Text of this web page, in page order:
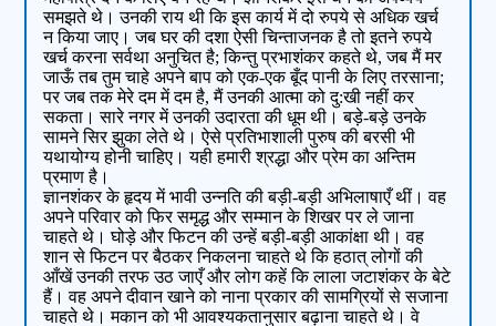
समझते थे। उनकी राय थी कि इस कार्य में दो रुपये से अधिक खर्च
न किया जाए। जब घर की दशा ऐसी चिन्ताजनक है तो इतने रुपये
खर्च करना सर्वथा अनुचित है; किन्तु प्रभाशंकर कहते थे, जब मैं मर
जाऊँ तब तुम चाहे अपने बाप को एक-एक बूँद पानी के लिए तरसाना;
पर जब तक मेरे दम में दम है, मैं उनकी आत्मा को दु:खी नहीं कर
सकता। सारे नगर में उनकी उदारता की धूम थी। बड़े-बड़े उनके
सामने सिर झुका लेते थे। ऐसे प्रतिभाशाली पुरुष की बरसी भी
यथायोग्य होनी चाहिए। यही हमारी श्रद्धा और प्रेम का अन्तिम
प्रमाण है।
ज्ञानशंकर के हृदय में भावी उन्नति की बड़ी-बड़ी अभिलाषाएँ थीं। वह
अपने परिवार को फिर समृद्ध और सम्मान के शिखर पर ले जाना
चाहते थे। घोड़े और फिटन की उन्हें बड़ी-बड़ी आकांक्षा थी। वह
शान से फिटन पर बैठकर निकलना चाहते थे कि हठात् लोगों की
आँखें उनकी तरफ उठ जाएँ और लोग कहें कि लाला जटाशंकर के बेटे
हैं। वह अपने दीवान खाने को नाना प्रकार की सामग्रियों से सजाना
चाहते थे। मकान को भी आवश्यकतानुसार बढ़ाना चाहते थे। वे